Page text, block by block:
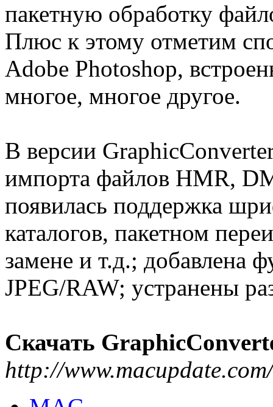
пакетную обработку
Плюс к этому отметим
Adobe Photoshop,
многое, многое другое.
В версии
импорта файлов HMR,
появилась поддержка
каталогов, пакетном
замене и т.д.; добавлена
JPEG/RAW; устранены
Скачать
http://